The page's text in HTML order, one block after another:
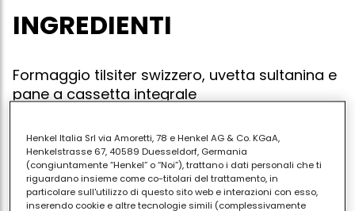
INGREDIENTI
Formaggio tilsiter swizzero, uvetta sultanina e
pane a cassetta integrale
Tagliare una fetta di pane integrale trasversalmente
e ricavarne due fette triangolari.tagliare una fettina
di tilsiter dello spessore di una sottiletta e delle
Henkel Italia Srl via Amoretti, 78 e Henkel AG & Co. KGaA,
Henkelstrasse 67, 40589 Duesseldorf, Germania
(congiuntamente “Henkel” o “Noi”), trattano i dati personali che ti
riguardano insieme come co-titolari del trattamento, in
particolare sull'utilizzo di questo sito web e interazioni con esso,
inserendo cookie e altre tecnologie simili (complessivamente